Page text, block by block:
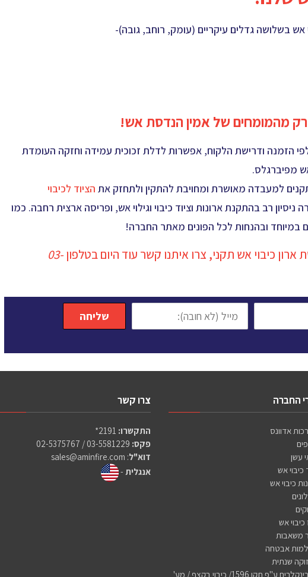
בשלושה גדלים עיקריים (עומק, רוחב, גובה)-
רק מהמומחים של אמין הנדסת אש!
הזמנה ודרישת הלקוח, אפשרות לדלת זכוכית עמידה וחזקה העומדת
מפיברגלס.
למעבדה מאושרת ומחויבת להתקין ולתחזק את הציוד לכיבוי
רב בהתקנת ארונות וציוד כיבוי וגילוי אש, ופריסה ארצית רחבה. כמו
במיוחד ובהנחות לכל הפונים מאתר החברה!
כיבוי אש תקני, צרו איתנו קשר עוד היום בטלפון03-
מייל
(לא
חובה):
שליחה
החברה
אדוונס
עשן
כיבוי אש
כיבוי אש
כיבוי אש
משאבות
אבטחה
שנתית
ספרינקלרים ע"פ תקן 1596/ כיבוי בקצף / מע'
צרו קשר
התקשרו: 2191*
פקס:
דוא"ל:
sales@aminfire.com
אנגלית -